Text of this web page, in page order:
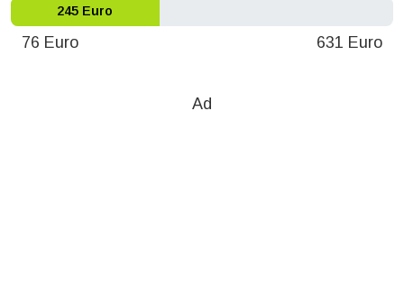
245 Euro
76 Euro 631 Euro
Ad